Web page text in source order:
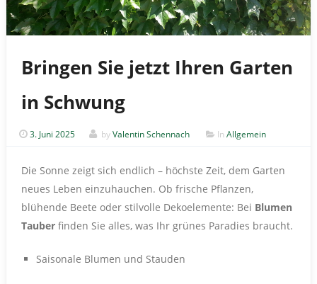
Bringen Sie jetzt Ihren Garten
in Schwung
3. Juni 2025 byValentin Schennach In Allgemein
Die Sonne zeigt sich endlich – höchste Zeit, dem Garten
neues Leben einzuhauchen. Ob frische Pflanzen,
blühende Beete oder stilvolle Dekoelemente: Bei Blumen
Tauber finden Sie alles, was Ihr grünes Paradies braucht.
Saisonale Blumen und Stauden